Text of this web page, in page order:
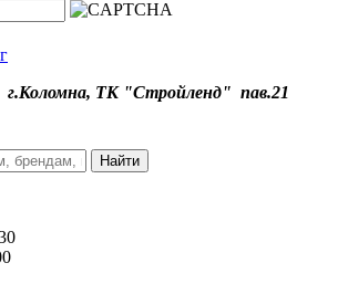
Коломна, ТК "Стройленд" пав.21